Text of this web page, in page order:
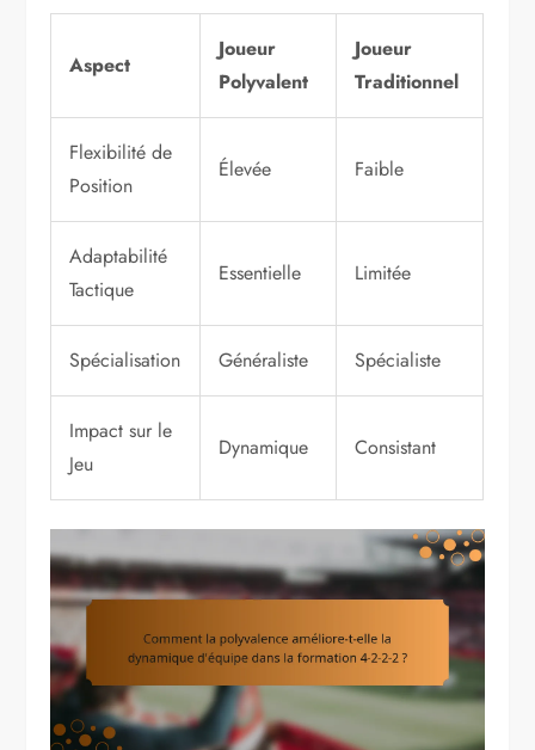
Aspect
Joueur
Polyvalent
Joueur
Traditionnel
Flexibilité de
Position
Élevée Faible
Adaptabilité
Tactique
Essentielle Limitée
Spécialisation Généraliste Spécialiste
Impact sur le
Jeu
Dynamique Consistant